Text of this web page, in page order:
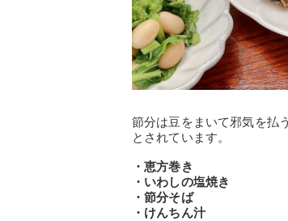
節分は豆をまいて邪気を払
とされています。
・恵方巻き
・いわしの塩焼き
・節分そば
・けんちん汁